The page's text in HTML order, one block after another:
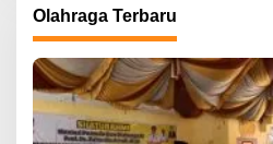
Olahraga Terbaru